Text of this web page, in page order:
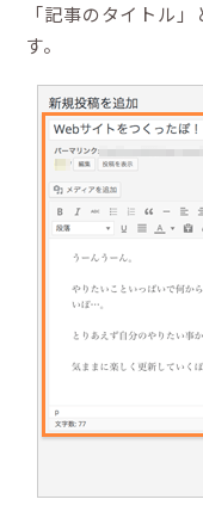
「記事のタイトル
す。